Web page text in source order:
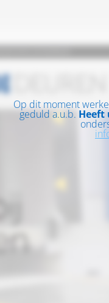
Op dit moment
geduld a.u.b. Heeft